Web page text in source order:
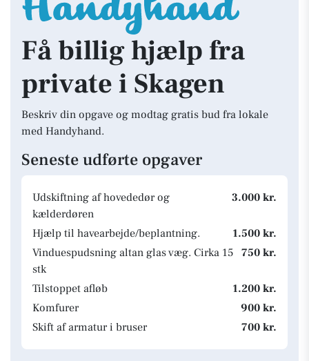
Få billig hjælp fra
private i Skagen
Beskriv din opgave og modtag gratis bud fra lokale
med Handyhand.
Seneste udførte opgaver
Udskiftning af hovededør og
kælderdøren
3.000 kr.
Hjælp til havearbejde/beplantning.
1.500 kr.
Vinduespudsning altan glas væg. Cirka 15
stk
750 kr.
Tilstoppet afløb
1.200 kr.
Komfurer
900 kr.
Skift af armatur i bruser
700 kr.